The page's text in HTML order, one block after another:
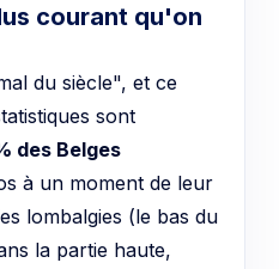
courant qu'on
du siècle", et ce
sont
des Belges
à un moment de leur
lombalgies (le bas du
la partie haute,